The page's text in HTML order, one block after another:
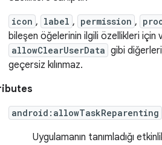
icon , label , permission ,
bileşen öğelerinin ilgili özellikleri için
allowClearUserData gibi
geçersiz kılınmaz.
android:allowTaskReparenting
Uygulamanın tanımladığı